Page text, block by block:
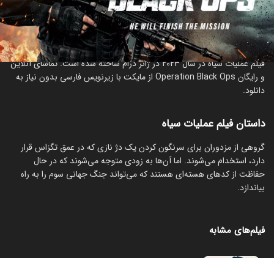
درام
درباره فیلم عملیات سیاه
فیلم عملیات سیاه در سال 2023 در ژانر درام ساخته شده است. تماشای آنلاین
و رایگان Operation Black Ops از مایکت با زیرنویس فارسی بدون نیاز به
دانلود.
داستان فیلم عملیات سیاه
گروهی از مزدوران برای سرنگون کردن یک دژ نازی که در عمق تگزاس قرار
دارد، استخدام می‌شوند. اما آن‌ها به زودی متوجه می‌شوند که در حال
حفاظت از کدهای هسته‌ای هستند که می‌تواند جنگ جهانی سوم را به راه
بیاندازد.
فیلم‌های مشابه